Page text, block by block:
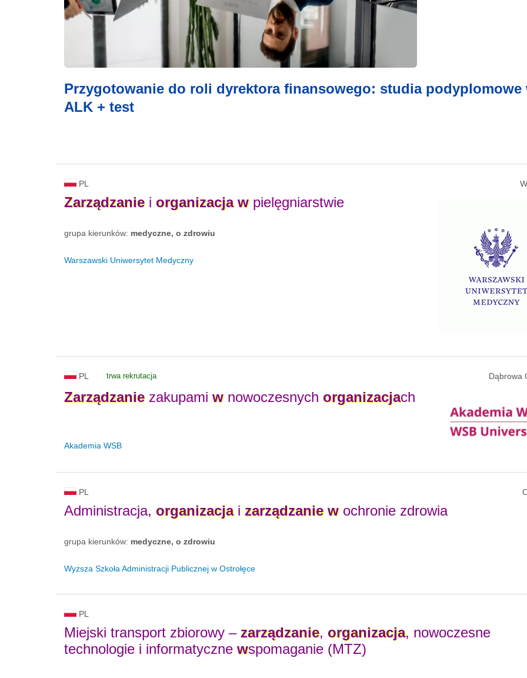
Przygotowanie do roli dyrektora finansowego: studia podyplomowe
ALK + test
PL
Zarządzaniei organizacja wpielęgniarstwie
grupa kierunków: medyczne, o zdrowiu
Warszawski Uniwersytet Medyczny
PL trwa rekrutacja Dąbrowa
Zarządzaniezakupami wnowoczesnych organizacjach
Akademia WSB
PL
Administracja, organizacjai zarządzanie wochronie zdrowia
grupa kierunków: medyczne, o zdrowiu
Wyższa Szkoła Administracji Publicznej w Ostrołęce
PL
Miejski transport zbiorowy – zarządzanie, organizacja, nowoczesne
technologie i informatyczne wspomaganie (MTZ)